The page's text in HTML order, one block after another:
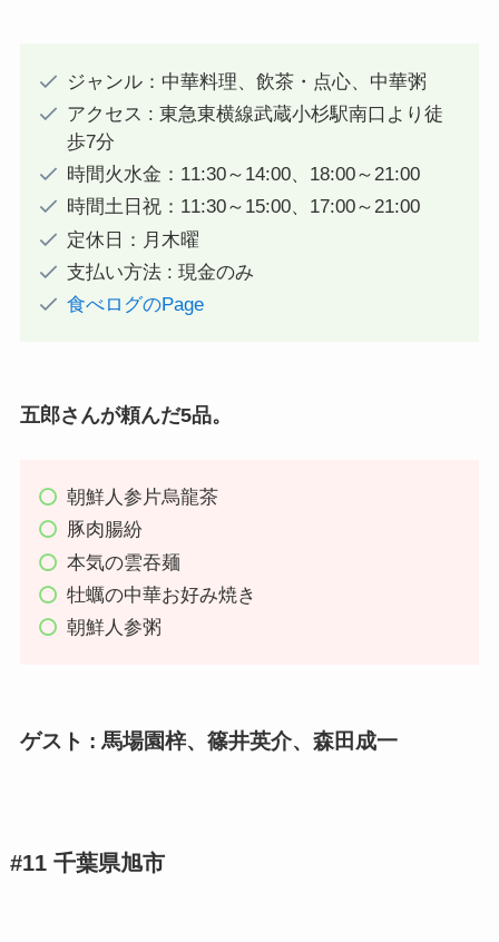
ジャンル：中華料理、飲茶・点心、中華粥
アクセス : 東急東横線武蔵小杉駅南口より徒
歩7分
時間火水金：11:30～14:00、18:00～21:00
時間土日祝：11:30～15:00、17:00～21:00
定休日：月木曜
支払い方法 : 現金のみ
食べログのPage
五郎さんが頼んだ5品。
朝鮮人参片烏龍茶
豚肉腸紛
本気の雲吞麺
牡蠣の中華お好み焼き
朝鮮人参粥
ゲスト : 馬場園梓、篠井英介、森田成一
#11 千葉県旭市